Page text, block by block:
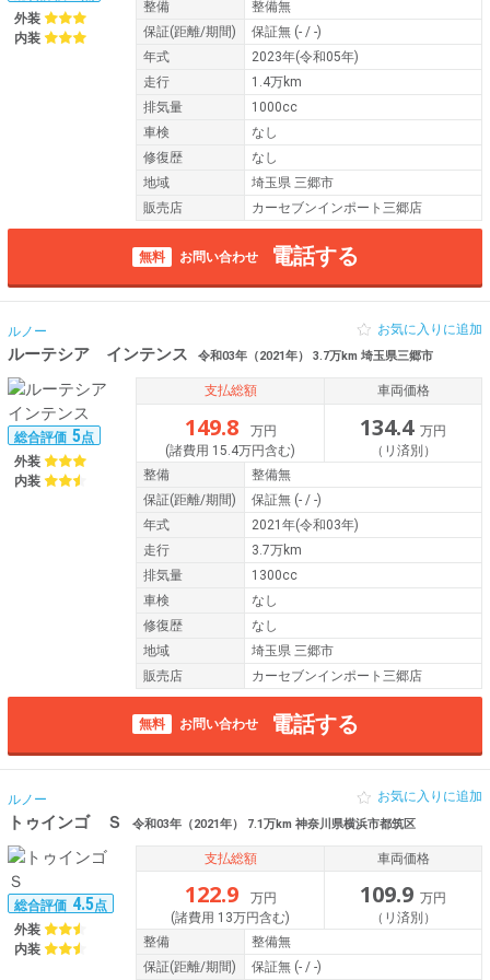
外装
内装
整備
整備無
保証(距離/期間) 保証無 (- / -)
年式
2023年(令和05年)
走行
1.4万km
排気量
1000cc
車検
なし
修復歴
なし
地域
埼玉県 三郷市
販売店
カーセブンインポート三郷店
無料 お問い合わせ 電話する
ルノー
ルーテシア インテンス 令和03年（2021年） 3.7万km 埼玉県三郷市
お気に入りに追加
総合評価 5点
外装
内装
支払総額
149.8
万円
(諸費用 15.4万円含む)
車両価格
134.4 万円
（リ済別）
整備
整備無
保証(距離/期間) 保証無 (- / -)
年式
2021年(令和03年)
走行
3.7万km
排気量
1300cc
車検
なし
修復歴
なし
地域
埼玉県 三郷市
販売店
カーセブンインポート三郷店
無料 お問い合わせ 電話する
ルノー
トゥインゴ Ｓ 令和03年（2021年） 7.1万km 神奈川県横浜市都筑区
お気に入りに追加
総合評価 4.5点
外装
内装
支払総額
122.9
万円
(諸費用 13万円含む)
車両価格
109.9 万円
（リ済別）
整備
整備無
保証(距離/期間) 保証無 (- / -)